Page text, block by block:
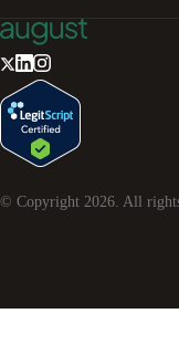
© Copyright 2026. All